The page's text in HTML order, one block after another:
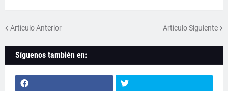
Artículo Anterior Artículo Siguiente
Síguenos también en: